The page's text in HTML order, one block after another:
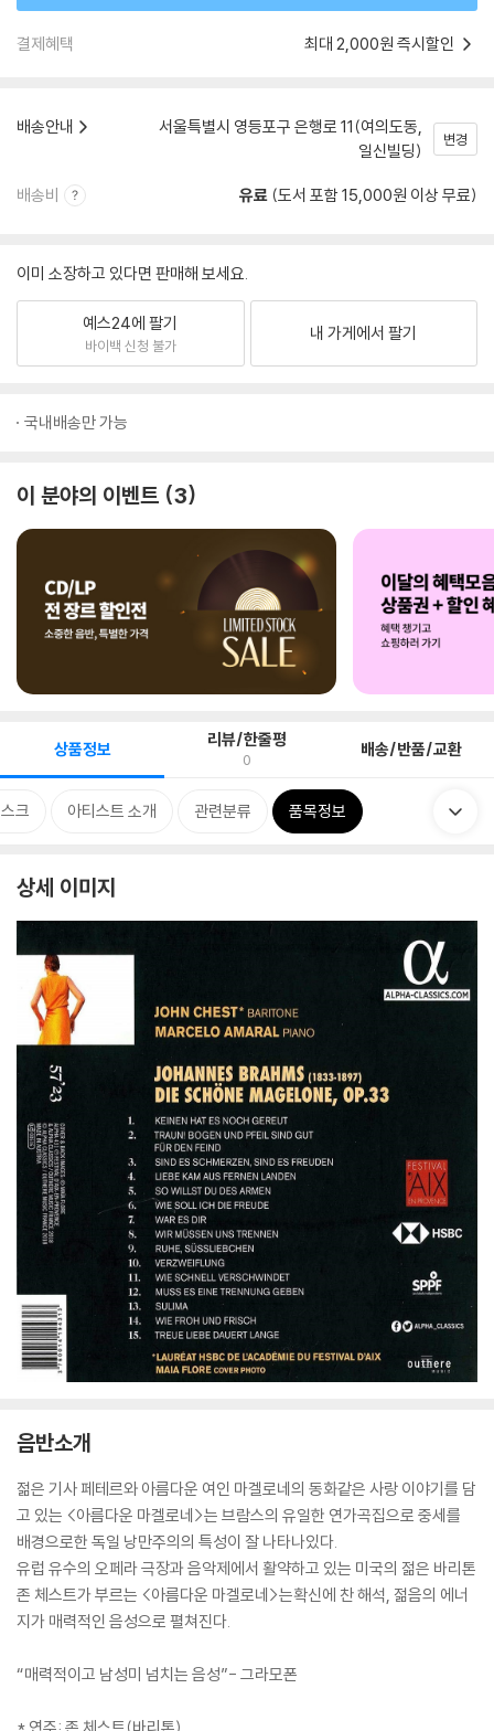
결제혜택 최대 2,000원 즉시할인
배송안내
서울특별시 영등포구 은행로 11(여의도동,
일신빌딩)
변경
배송비 유료 (도서 포함 15,000원 이상 무료)
이미 소장하고 있다면 판매해 보세요.
예스24에 팔기
바이백 신청 불가
내 가게에서 팔기
국내배송만 가능
이 분야의 이벤트 3
상품정보 리뷰/한줄평
0 배송/반품/교환
크 아티스트 소개 관련분류 품목정보
상세 이미지
음반소개
젊은 기사 페테르와 아름다운 여인 마겔로네의 동화같은 사랑 이야기를 담
고 있는 <아름다운 마겔로네>는 브람스의 유일한 연가곡집으로 중세를
배경으로한 독일 낭만주의의 특성이 잘 나타나있다.
유럽 유수의 오페라 극장과 음악제에서 활약하고 있는 미국의 젊은 바리톤
존 체스트가 부르는 <아름다운 마겔로네>는확신에 찬 해석, 젊음의 에너
지가 매력적인 음성으로 펼쳐진다.
“매력적이고 남성미 넘치는 음성”- 그라모폰